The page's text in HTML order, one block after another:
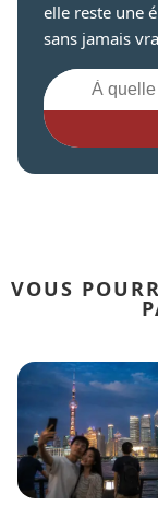
elle reste une
sans jamais
VOUS